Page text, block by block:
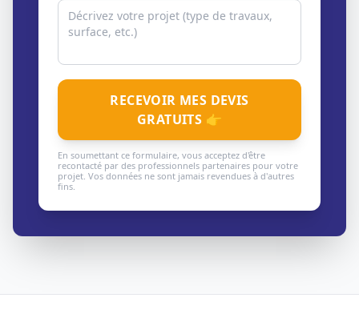
RECEVOIR MES DEVIS
GRATUITS 👉
En soumettant ce formulaire, vous acceptez d'être
recontacté par des professionnels partenaires pour votre
projet. Vos données ne sont jamais revendues à d'autres
fins.